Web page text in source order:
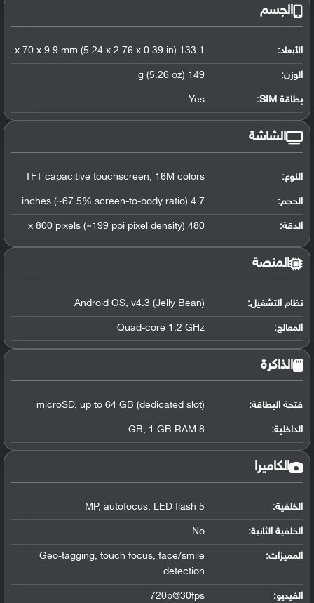
الجسم
الأبعاد: 133.1 x 70 x 9.9 mm (5.24 x 2.76 x 0.39 in)
الوزن: 149 g (5.26 oz)
بطاقة SIM: Yes
الشاشة
النوع: TFT capacitive touchscreen, 16M colors
الحجم: 4.7 inches (~67.5% screen-to-body ratio)
الدقة: 480 x 800 pixels (~199 ppi pixel density)
المنصة
نظام التشغيل:
Android OS, v4.3 (Jelly Bean)
المعالج:
Quad-core 1.2 GHz
الذاكرة
فتحة البطاقة: microSD, up to 64 GB (dedicated slot)
الداخلية: 8 GB, 1 GB RAM
الكاميرا
الخلفية: 5 MP, autofocus, LED flash
الخلفية الثانية: No
المميزات:
Geo-tagging, touch focus, face/smile
detection
الفيديو: 720p@30fps